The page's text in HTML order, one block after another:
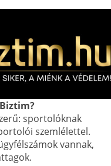
sportolóknak
szemlélettel.
vannak,